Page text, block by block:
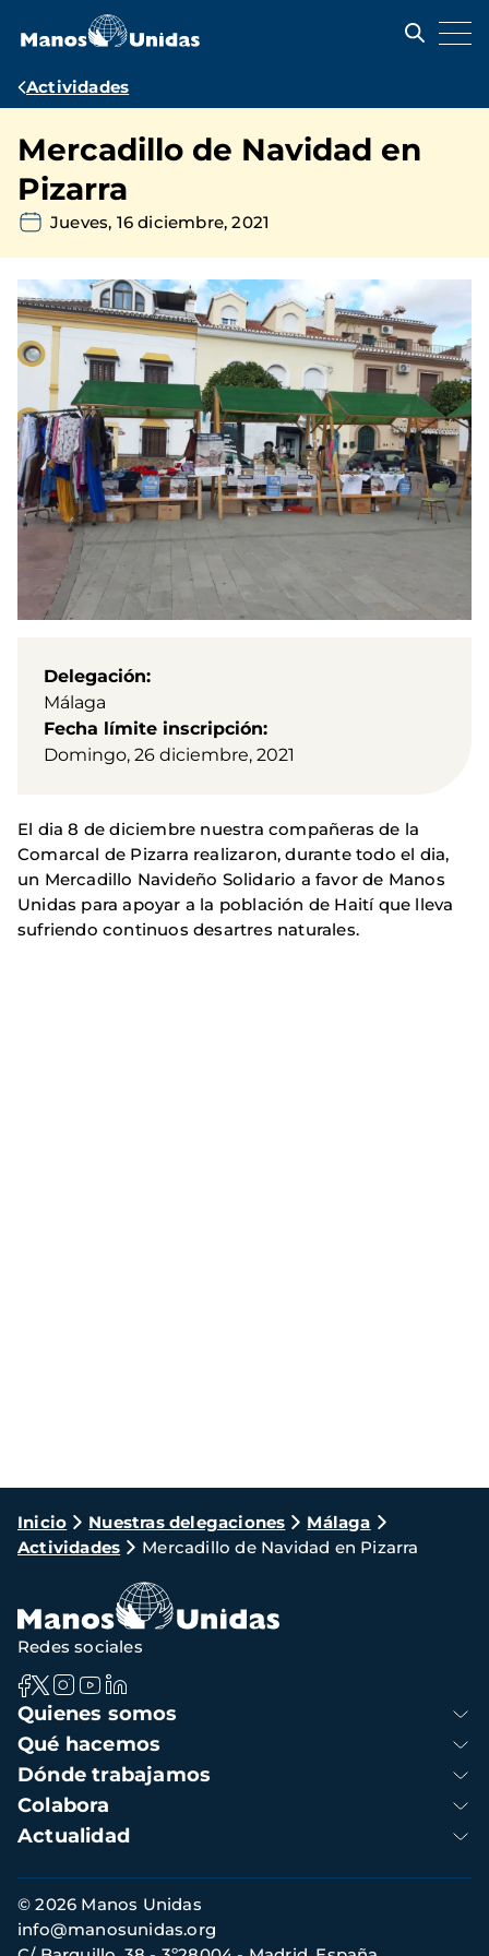
contenido
Ruta
navegación
Actividades
Mercadillo de Navidad en
Pizarra
Jueves, 16 diciembre, 2021
Delegación
Málaga
Fecha límite inscripción
Domingo, 26 diciembre, 2021
El dia 8 de diciembre nuestra compañeras de la
Comarcal de Pizarra realizaron, durante todo el dia,
un Mercadillo Navideño Solidario a favor de Manos
Unidas para apoyar a la población de Haití que lleva
sufriendo continuos desartres naturales.
Ruta
de
navegación
Inicio Nuestras delegaciones
Málaga
Actividades
Mercadillo de Navidad en Pizarra
Navegación
principal
Quienes somos
Qué hacemos
Dónde trabajamos
Colabora
Actualidad
Redes sociales
Información
de
contacto
© 2026 Manos Unidas
info@manosunidas.org